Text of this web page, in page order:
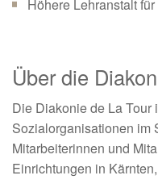
Höhere Lehranstalt
Über die
Die Diakonie de La Tour
Sozialorganisationen im
Mitarbeiterinnen und
Einrichtungen in